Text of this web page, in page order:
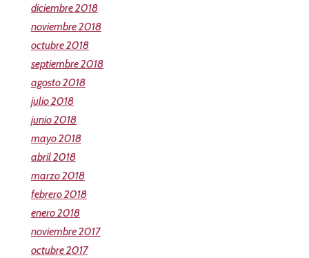
diciembre 2018
noviembre 2018
octubre 2018
septiembre 2018
agosto 2018
julio 2018
junio 2018
mayo 2018
abril 2018
marzo 2018
febrero 2018
enero 2018
noviembre 2017
octubre 2017